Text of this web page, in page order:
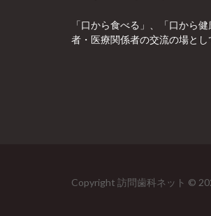
「口から食べる」、「口から
者・医療関係者の交流の場とし
Copyright 訪問歯科ネット ©